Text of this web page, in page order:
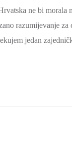
ne bi
razumijevanje
jedan